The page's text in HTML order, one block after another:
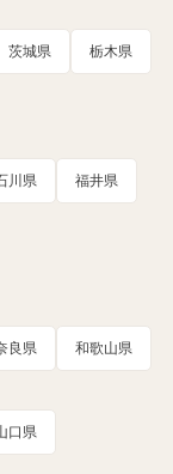
茨城県 栃木県
川県 福井県
良県 和歌山県
口県